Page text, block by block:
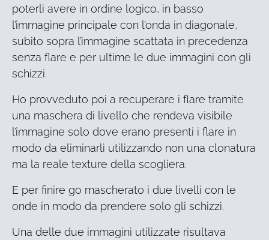
poterli avere in ordine logico, in basso
l’immagine principale con l’onda in diagonale,
subito sopra l’immagine scattata in precedenza
senza flare e per ultime le due immagini con gli
schizzi.
Ho provveduto poi a recuperare i flare tramite
una maschera di livello che rendeva visibile
l’immagine solo dove erano presenti i flare in
modo da eliminarli utilizzando non una clonatura
ma la reale texture della scogliera.
E per finire go mascherato i due livelli con le
onde in modo da prendere solo gli schizzi.
Una delle due immagini utilizzate risultava